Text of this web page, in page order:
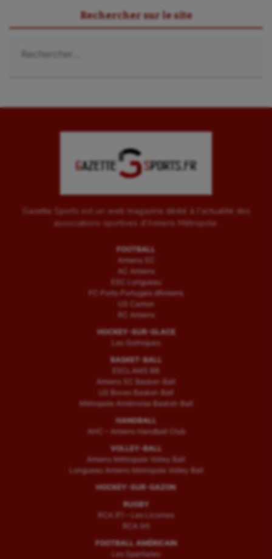
Rechercher sur le site
Gazette Sports est un web magazine dédié à l'actualité des
associations sportives d'Amiens Métropole.
FOOTBALL
Amiens SC
AC Amiens
ESC Longueau
FC Porto Portugais d’Amiens
US Camon
RC Amiens
HOCKEY-SUR-GLACE
Les Gothiques
BASKET-BALL
ESCLAMS BB
Amiens SC Basket-Ball
US Boves Basket-Ball
Métropole Amiénoise Basket-Ball
HANDBALL
AHC – Amiens Handball Club
VOLLEY-BALL
Amiens Métropole Volley Ball
Longueau Amiens Metropole Volley Ball
HOCKEY-SUR-GAZON
RUGBY
RCA (F) – Les Licornes
RCA (H)
FOOTBALL AMÉRICAIN
Les Spartiates